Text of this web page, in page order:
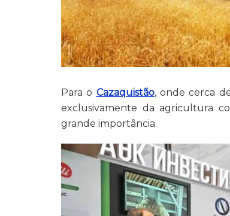
Para o Cazaquistão, onde cerca
exclusivamente da agricultura
grande importância.